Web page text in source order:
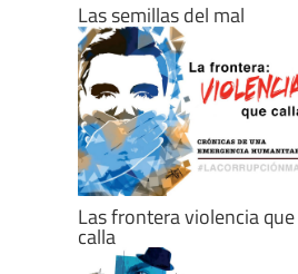
Las semillas del mal
Las frontera violencia que
calla